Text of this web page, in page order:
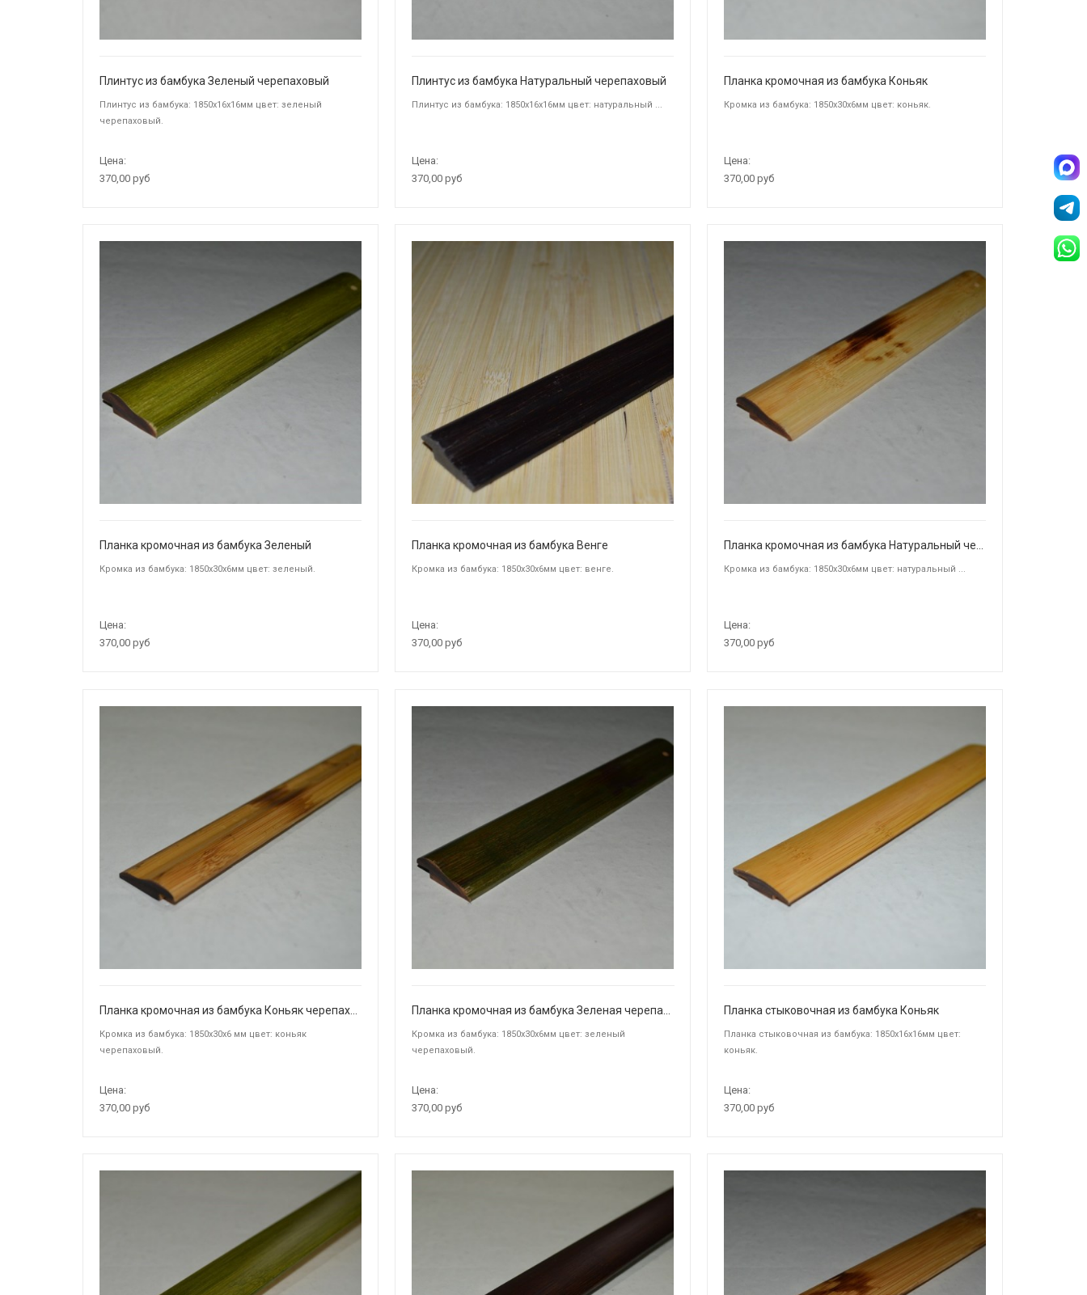
Плинтус из бамбука Зеленый черепаховый
Плинтус из бамбука: 1850х16х16мм цвет: зеленый
черепаховый.
Цена:
370,00 руб
Плинтус из бамбука Натуральный черепаховый
Плинтус из бамбука: 1850х16х16мм цвет: натуральный ...
Цена:
370,00 руб
Планка кромочная из бамбука Коньяк
Кромка из бамбука: 1850х30х6мм цвет: коньяк.
Цена:
370,00 руб
Планка кромочная из бамбука Зеленый
Кромка из бамбука: 1850х30х6мм цвет: зеленый.
Цена:
370,00 руб
Планка кромочная из бамбука Венге
Кромка из бамбука: 1850х30х6мм цвет: венге.
Цена:
370,00 руб
Кромка из бамбука: 1850х30х6мм цвет: натуральный ...
Цена:
370,00 руб
Кромка из бамбука: 1850х30х6 мм цвет: коньяк
черепаховый.
Цена:
370,00 руб
Кромка из бамбука: 1850х30х6мм цвет: зеленый
черепаховый.
Цена:
370,00 руб
Планка стыковочная из бамбука Коньяк
Планка стыковочная из бамбука: 1850х16х16мм цвет:
коньяк.
Цена:
370,00 руб